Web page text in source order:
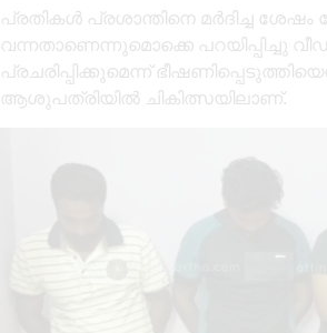
പ്രതികൾ പ്രശാന്തിനെ മർദിച്ച
വന്നതാണെന്നുമൊക്കെ പറയിപ്പിച്ചു
പ്രചരിപ്പിക്കുമെന്ന്
ആശുപത്രിയിൽ ചികിത്സയിലാണ്.